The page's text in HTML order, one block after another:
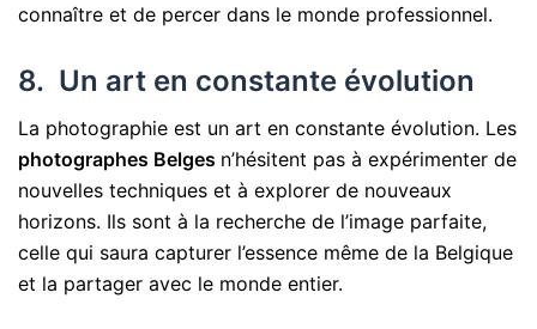
connaître et de percer dans le monde professionnel.
8. Un art en constante évolution
La photographie est un art en constante évolution. Les
photographes Belges n’hésitent pas à expérimenter de
nouvelles techniques et à explorer de nouveaux
horizons. Ils sont à la recherche de l’image parfaite,
celle qui saura capturer l’essence même de la Belgique
et la partager avec le monde entier.